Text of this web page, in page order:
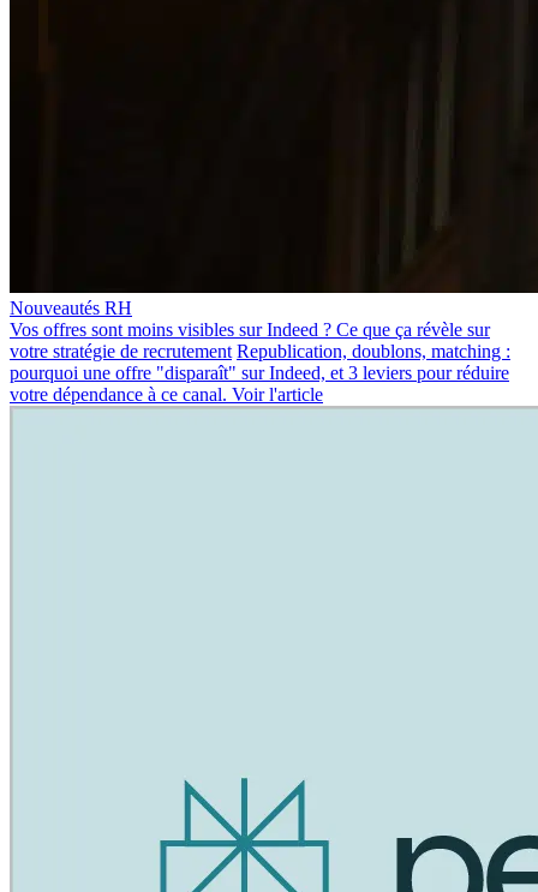
Nouveautés RH
Vos offres sont moins visibles sur Indeed ? Ce que ça révèle sur
votre stratégie de recrutement Republication, doublons, matching :
pourquoi une offre "disparaît" sur Indeed, et 3 leviers pour réduire
votre dépendance à ce canal. Voir l'article